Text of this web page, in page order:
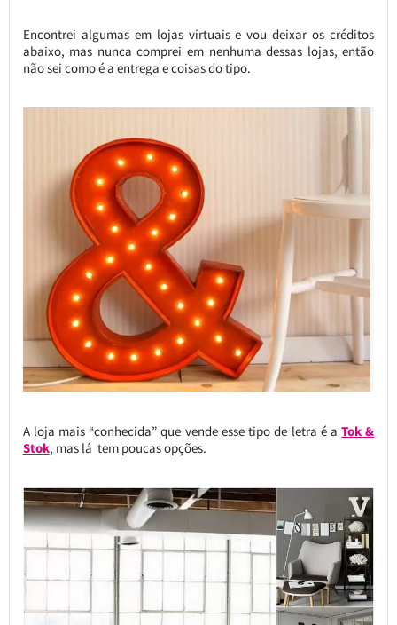
Encontrei algumas em lojas virtuais e vou deixar os créditos
abaixo, mas nunca comprei em nenhuma dessas lojas, então
não sei como é a entrega e coisas do tipo.
A loja mais “conhecida” que vende esse tipo de letra é aTok &
Stok, mas lá tem poucas opções.